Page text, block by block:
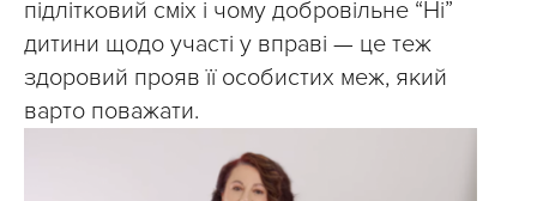
підлітковий сміх і чому добровільне “Ні”
дитини щодо участі у вправі — це теж
здоровий прояв її особистих меж, який
варто поважати.